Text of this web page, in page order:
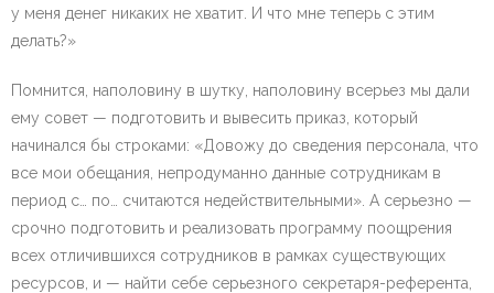
у меня денег никаких не хватит. И что мне теперь с этим
делать?»
Помнится, наполовину в шутку, наполовину всерьез мы дали
ему совет — подготовить и вывесить приказ, который
начинался бы строками: «Довожу до сведения персонала, что
все мои обещания, непродуманно данные сотрудникам в
период с… по… считаются недействительными». А серьезно —
срочно подготовить и реализовать программу поощрения
всех отличившихся сотрудников в рамках существующих
ресурсов, и — найти себе серьезного секретаря-референта,